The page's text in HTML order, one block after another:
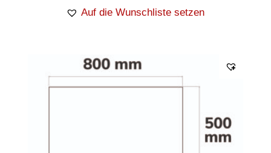
Auf die Wunschliste setzen